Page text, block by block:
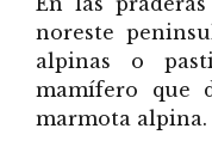
noreste
alpinas o
mamífero que
marmota alpina.